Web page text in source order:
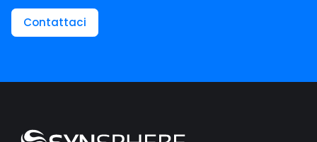
Contattaci